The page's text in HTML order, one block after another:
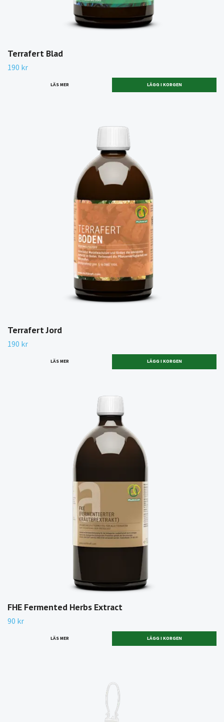
Terrafert Blad
190 kr
LÄS MER LÄGG I KORGEN
Terrafert Jord
190 kr
LÄS MER LÄGG I KORGEN
FHE Fermented Herbs Extract
90 kr
LÄS MER LÄGG I KORGEN